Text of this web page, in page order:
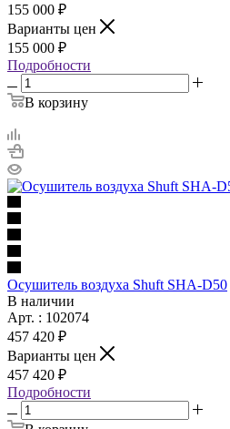
155 000 ₽
Варианты цен
155 000 ₽
Подробности
В корзину
Осушитель воздуха Shuft SHA-D50
В наличии
Арт. : 102074
457 420 ₽
Варианты цен
457 420 ₽
Подробности